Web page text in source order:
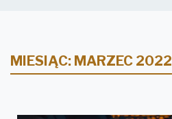
MIESIĄC: MARZEC 2022